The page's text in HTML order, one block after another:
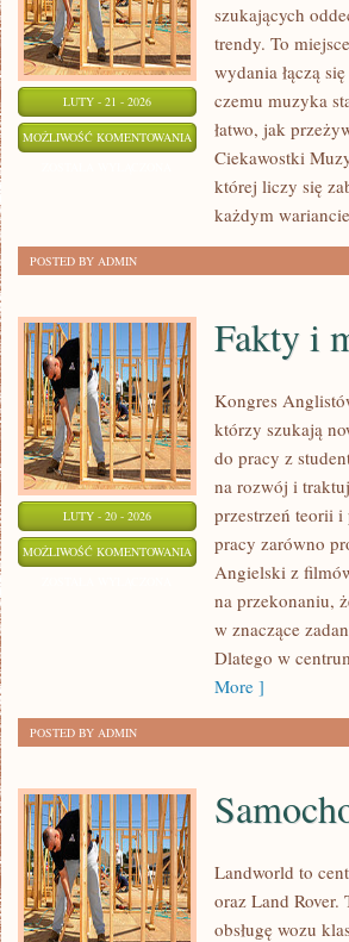
LUTY - 21 - 2026
MOŻLIWOŚĆ KOMENTOWANIA MUZYCZNE
RANKINGI
TOPLISTY
szukających
trendy. To
wydania łączą
czemu muzyka
łatwo, jak
Ciekawostki
której liczy się
każdym
POSTED BY ADMIN
LUTY - 20 - 2026
MOŻLIWOŚĆ KOMENTOWANIA FAKTY
MITY
JĘZYKU
ANGIELSKIM
Fakty i
Kongres
którzy szukają
do pracy z
na rozwój i
przestrzeń teorii
pracy zarówno
Angielski z
na przekonaniu,
w znaczące
Dlatego w
More ]
POSTED BY ADMIN
Landworld to
oraz Land
obsługę wozu